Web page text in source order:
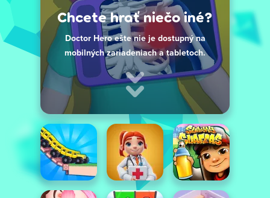
Chcete hrať niečo iné?
Doctor Hero ešte nie je dostupný na
mobilných zariadeniach a tabletoch.